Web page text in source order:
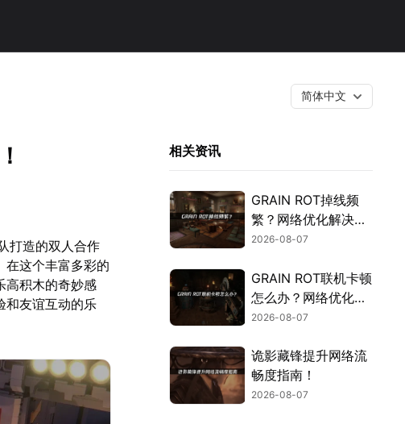
简体中文
打造的双人合作
在这个丰富多彩的
高积木的奇妙感
和友谊互动的乐
相关资讯
GRAIN ROT掉线频
繁？网络优化解决指
南！
2026-08-07
GRAIN ROT联机卡顿
怎么办？网络优化解
决方案！
2026-08-07
诡影藏锋提升网络流
畅度指南！
2026-08-07